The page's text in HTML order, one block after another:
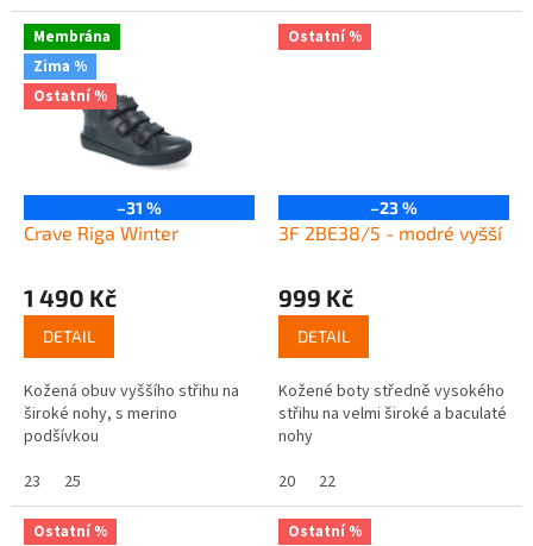
Membrána
Zima %
Ostatní %
–31 %
Crave Riga Winter
1 490 Kč
DETAIL
Kožená obuv vyššího střihu na
široké nohy, s merino
podšívkou
23
25
Ostatní %
–23 %
3F 2BE38/5 - modré vyšší
999 Kč
DETAIL
Kožené boty středně vysokého
střihu na velmi široké a baculaté
nohy
20
22
Ostatní % Ostatní %